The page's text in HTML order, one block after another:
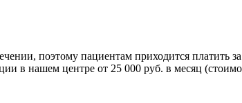
поэтому пациентам приходится платить
в нашем центре от 25 000 руб. в месяц